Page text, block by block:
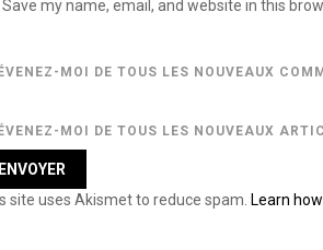
Save my name, email, and website in this
MOI DE TOUS LES NOUVEAUX
MOI DE TOUS LES NOUVEAUX
site uses Akismet to reduce spam. Learn